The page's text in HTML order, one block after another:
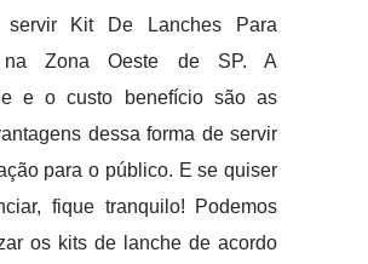
Kit De Lanches Para
na Zona Oeste de SP. A
e o custo benefício são as
dessa forma de servir
para o público. E se quiser
fique tranquilo! Podemos
os kits de lanche de acordo